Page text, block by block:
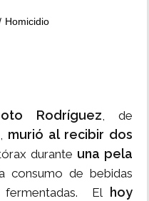
Homicidio
Rodríguez, de
murió al recibir dos
durante una pela
consumo de bebidas
fermentadas. El hoy